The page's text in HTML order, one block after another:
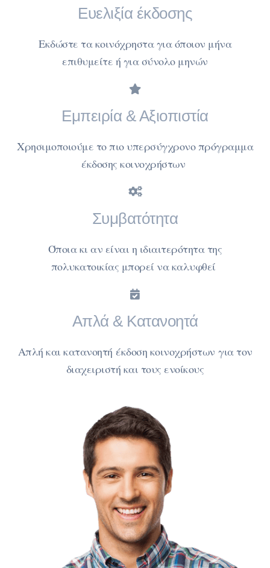
Ευελιξία έκδοσης
Εκδώστε τα κοινόχρηστα για όποιον μήνα
επιθυμείτε ή για σύνολο μηνών
Εμπειρία & Αξιοπιστία
Χρησιμοποιούμε το πιο υπερσύγχρονο πρόγραμμα
έκδοσης κοινοχρήστων
Συμβατότητα
Όποια κι αν είναι η ιδιαιτερότητα της
πολυκατοικίας μπορεί να καλυφθεί
Απλά & Κατανοητά
Απλή και κατανοητή έκδοση κοινοχρήστων για τον
διαχειριστή και τους ενοίκους